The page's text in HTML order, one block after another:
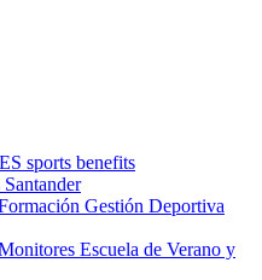
sports benefits
Gestión Deportiva
Escuela de Verano y